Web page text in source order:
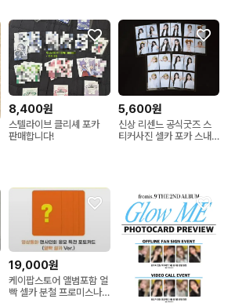
8,400원
스텔라이브 클리셰 포카
판매합니다!
5,600원
신상 리센느 공식굿즈 스
티커사진 셀카 포카 스내
19,000원
케이팝스토어 앨범포함 얼
빡 셀카 분철 프로미스나